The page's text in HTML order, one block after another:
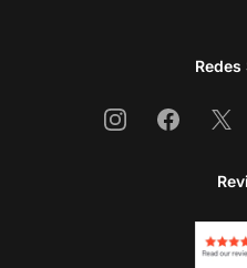
Redes
InstagramFacebook
X